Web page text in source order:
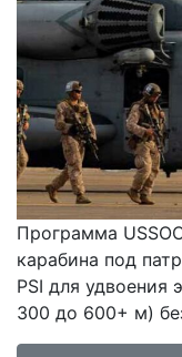
Программа
карабина под
PSI для удвоения
300 до 600+ м)